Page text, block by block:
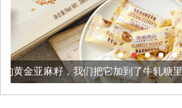
它加到了牛轧糖里 被列入